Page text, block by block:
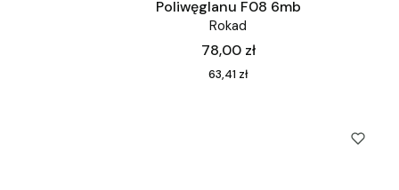
Poliwęglanu F08 6mb
Rokad
Cena
78,00 zł
Cena
63,41 zł